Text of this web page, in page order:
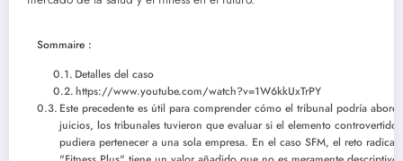
Sommaire :
Detalles del caso
https://www.youtube.com/watch?v=1W6kkUxTrPY
Este precedente es útil para comprender cómo el tribunal podría
juicios, los tribunales tuvieron que evaluar si el elemento
pudiera pertenecer a una sola empresa. En el caso SFM, el reto radica